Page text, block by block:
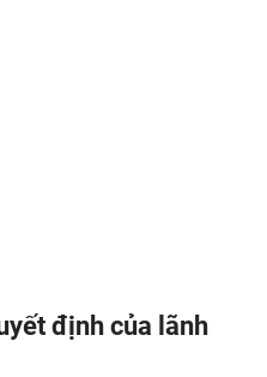
định của lãnh